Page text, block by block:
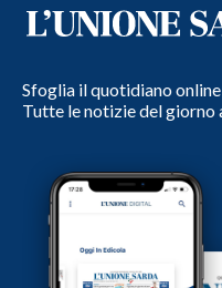
Sfoglia il quotidiano
Tutte le notizie del